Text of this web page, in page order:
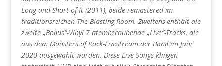
Long and Short of It (2011), beide remastered im
traditionsreichen The Blasting Room. Zweitens enthält die
zweite „Bonus“-Vinyl 7 atemberaubende „Live“-Tracks, die
aus dem Monsters of Rock-Livestream der Band im Juni
2020 ausgewählt wurden. Diese Live-Songs klingen